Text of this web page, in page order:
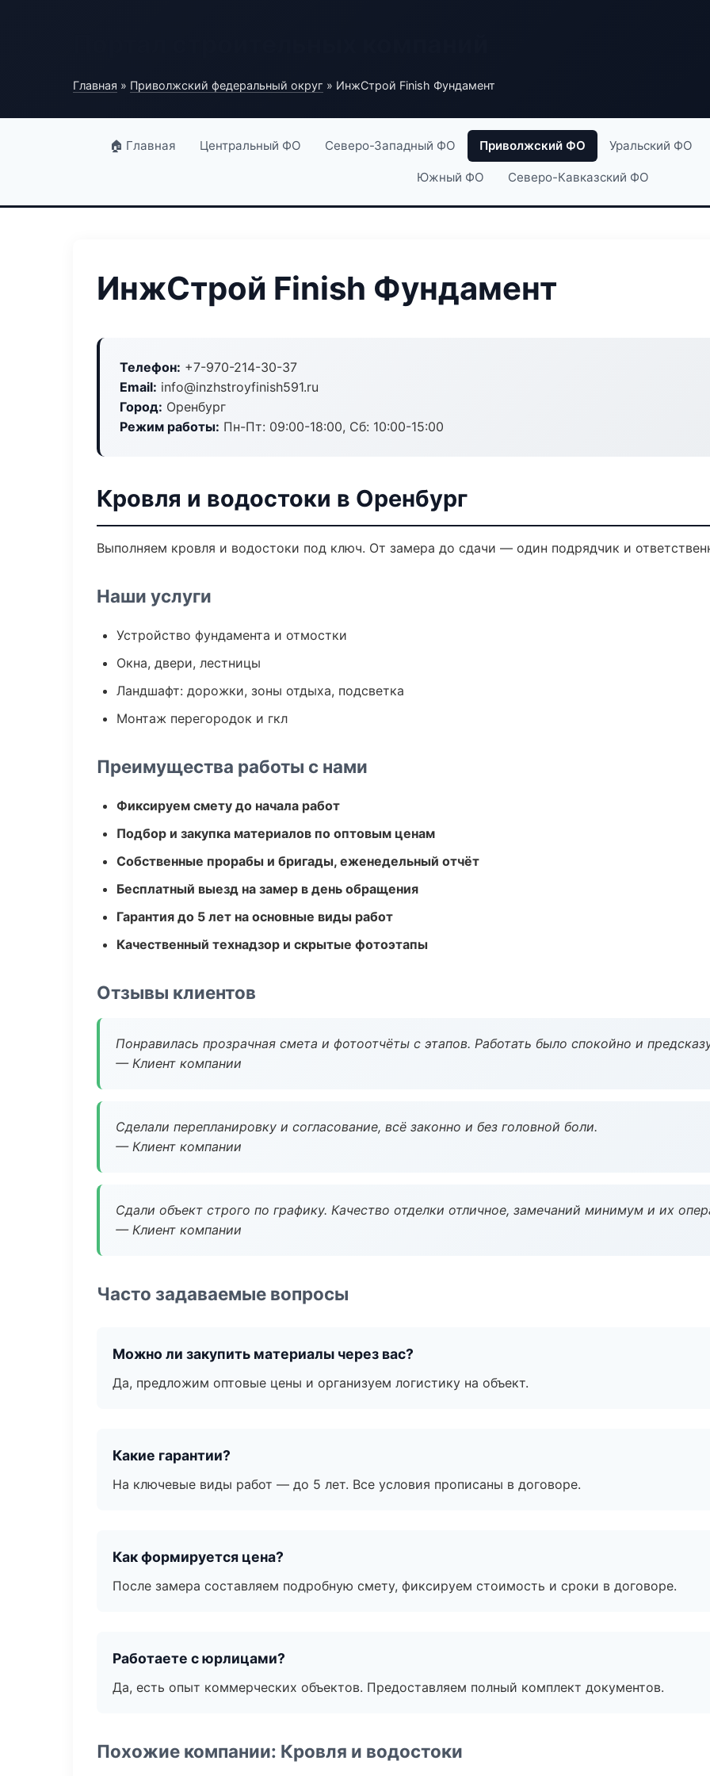
Главная » Приволжский федеральный округ » ИнжСтрой Finish Фундамент
🏠 Главная Центральный ФО Северо-Западный ФО Приволжский ФО Уральский ФО
Южный ФО Северо-Кавказский ФО
ИнжСтрой Finish Фундамент
Телефон: +7-970-214-30-37
Email: info@inzhstroyfinish591.ru
Город: Оренбург
Режим работы: Пн-Пт: 09:00-18:00, Сб: 10:00-15:00
Кровля и водостоки в Оренбург
Выполняем кровля и водостоки под ключ. От замера до сдачи — один подрядчик и
Наши услуги
Устройство фундамента и отмостки
Окна, двери, лестницы
Ландшафт: дорожки, зоны отдыха, подсветка
Монтаж перегородок и гкл
Преимущества работы с нами
Фиксируем смету до начала работ
Подбор и закупка материалов по оптовым ценам
Собственные прорабы и бригады, еженедельный отчёт
Бесплатный выезд на замер в день обращения
Гарантия до 5 лет на основные виды работ
Качественный технадзор и скрытые фотоэтапы
Отзывы клиентов
Понравилась прозрачная смета и фотоотчёты с этапов. Работать было спокойно и
— Клиент компании
Сделали перепланировку и согласование, всё законно и без головной боли.
— Клиент компании
Сдали объект строго по графику. Качество отделки отличное, замечаний минимум и их
— Клиент компании
Часто задаваемые вопросы
Можно ли закупить материалы через вас?
Да, предложим оптовые цены и организуем логистику на объект.
Какие гарантии?
На ключевые виды работ — до 5 лет. Все условия прописаны в договоре.
Как формируется цена?
После замера составляем подробную смету, фиксируем стоимость и сроки в договоре.
Работаете с юрлицами?
Да, есть опыт коммерческих объектов. Предоставляем полный комплект документов.
Похожие компании: Кровля и водостоки